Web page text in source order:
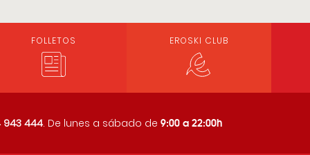
FOLLETOS EROSKI CLUB
943 444. De lunes a sábado de 9:00 a 22:00h